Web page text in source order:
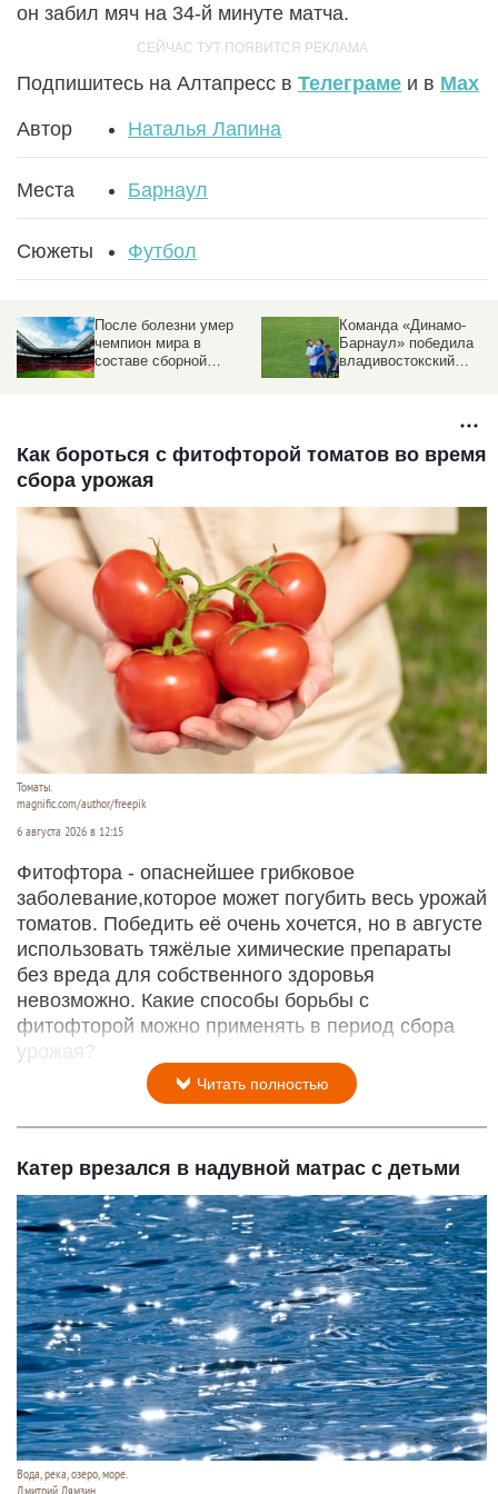
он забил мяч на 34-й минуте матча.
Подпишитесь на Алтапресс в Телеграме и в Max
Автор Наталья Лапина
Места Барнаул
Сюжеты Футбол
После болезни умер
чемпион мира в
составе сборной
Команда «Динамо-
Барнаул» победила
владивостокский
Как бороться с фитофторой томатов во время
сбора урожая
Томаты.
magnific.com/author/freepik
6 августа 2026 в 12:15
Фитофтора - опаснейшее грибковое
заболевание,которое может погубить весь урожай
томатов. Победить её очень хочется, но в августе
использовать тяжёлые химические препараты
без вреда для собственного здоровья
невозможно. Какие способы борьбы с
фитофторой можно применять в период сбора
урожая?
Читать полностью
Катер врезался в надувной матрас с детьми
Вода, река, озеро, море.